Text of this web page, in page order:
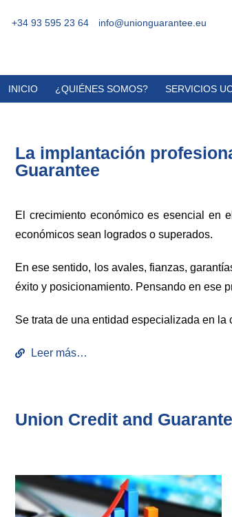
+34 93 595 23 64 info@unionguarantee.eu
INICIO ¿QUIÉNES SOMOS? SERVICIOS
La implantación
Guarantee
El crecimiento económico es esencial en
económicos sean logrados o superados.
En ese sentido, los avales, fianzas,
éxito y posicionamiento. Pensando en ese
Se trata de una entidad especializada en
Leer más…
Union Credit and